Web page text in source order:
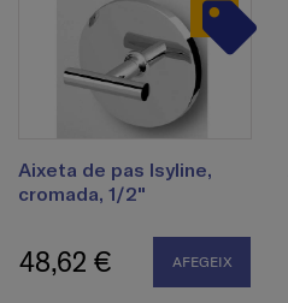
Aixeta de pas Isyline,
cromada, 1/2"
48,62 € AFEGEIX